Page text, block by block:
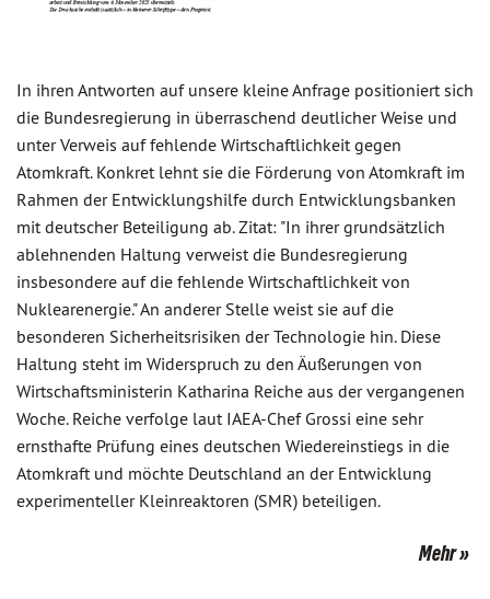
In ihren Antworten auf unsere kleine Anfrage positioniert sich
die Bundesregierung in überraschend deutlicher Weise und
unter Verweis auf fehlende Wirtschaftlichkeit gegen
Atomkraft. Konkret lehnt sie die Förderung von Atomkraft im
Rahmen der Entwicklungshilfe durch Entwicklungsbanken
mit deutscher Beteiligung ab. Zitat: "In ihrer grundsätzlich
ablehnenden Haltung verweist die Bundesregierung
insbesondere auf die fehlende Wirtschaftlichkeit von
Nuklearenergie." An anderer Stelle weist sie auf die
besonderen Sicherheitsrisiken der Technologie hin. Diese
Haltung steht im Widerspruch zu den Äußerungen von
Wirtschaftsministerin Katharina Reiche aus der vergangenen
Woche. Reiche verfolge laut IAEA-Chef Grossi eine sehr
ernsthafte Prüfung eines deutschen Wiedereinstiegs in die
Atomkraft und möchte Deutschland an der Entwicklung
experimenteller Kleinreaktoren (SMR) beteiligen.
Mehr